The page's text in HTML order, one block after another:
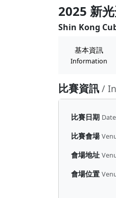
2025 新
Shin Kong
基本資訊
Information
比賽資訊 /
比賽日期 Date
比賽會場
會場地址
會場位置